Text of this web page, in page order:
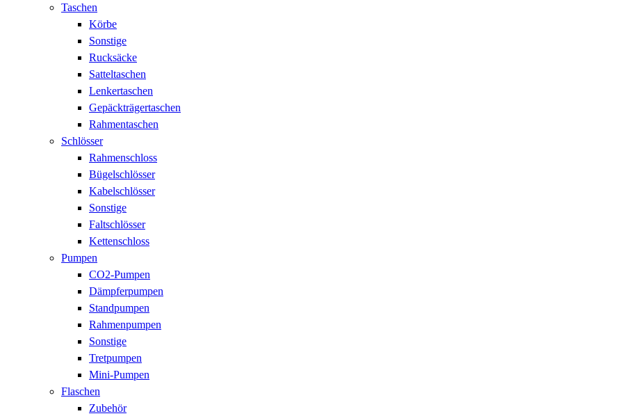
Taschen
Körbe
Sonstige
Rucksäcke
Satteltaschen
Lenkertaschen
Gepäckträgertaschen
Rahmentaschen
Schlösser
Rahmenschloss
Bügelschlösser
Kabelschlösser
Sonstige
Faltschlösser
Kettenschloss
Pumpen
CO2-Pumpen
Dämpferpumpen
Standpumpen
Rahmenpumpen
Sonstige
Tretpumpen
Mini-Pumpen
Flaschen
Zubehör